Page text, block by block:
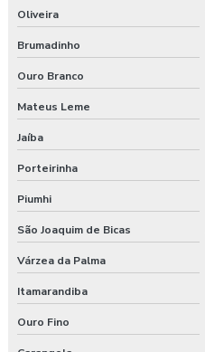
Oliveira
Brumadinho
Ouro Branco
Mateus Leme
Jaíba
Porteirinha
Piumhi
São Joaquim de Bicas
Várzea da Palma
Itamarandiba
Ouro Fino